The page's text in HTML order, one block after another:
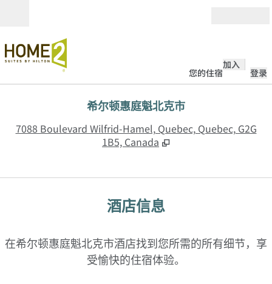
您的住宿
加入
登录
希尔顿惠庭魁北克市
7088 Boulevard Wilfrid-Hamel, Quebec, Quebec, G2G
1B5, Canada
酒店信息
在希尔顿惠庭魁北克市酒店找到您所需的所有细节，享
受愉快的住宿体验。